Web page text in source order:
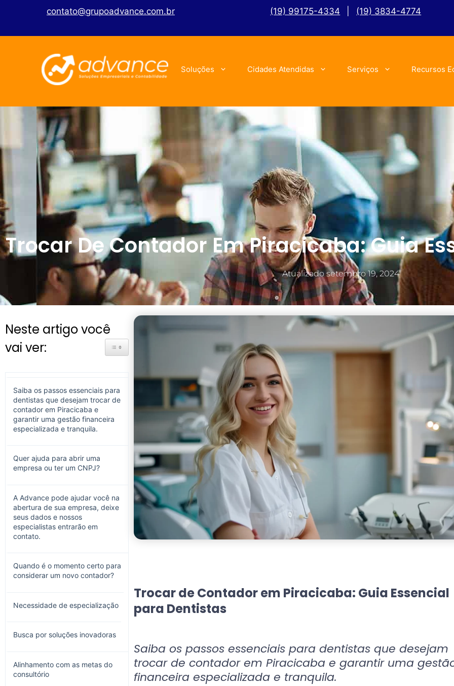
contato@grupoadvance.com.br (19) 99175-4334 (19) 3834-4774
Soluções Cidades Atendidas Serviços Recursos
Trocar De Contador Em Piracicaba: Guia
Atualizado setembro 19, 2024
Neste artigo você
vai ver:
Toggle Table of Content
Saiba os passos essenciais para
dentistas que desejam trocar de
contador em Piracicaba e
garantir uma gestão financeira
especializada e tranquila.
Quer ajuda para abrir uma
empresa ou ter um CNPJ?
A Advance pode ajudar você na
abertura de sua empresa, deixe
seus dados e nossos
especialistas entrarão em
contato.
Quando é o momento certo para
considerar um novo contador?
Necessidade de especialização
Busca por soluções inovadoras
Alinhamento com as metas do
consultório
Trocar de Contador em Piracicaba: Guia Essencial
para Dentistas
Saiba os passos essenciais para dentistas que desejam
trocar de contador em Piracicaba e garantir uma
financeira especializada e tranquila.